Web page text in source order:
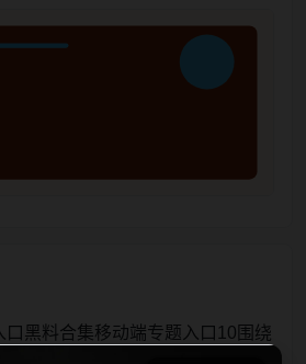
口黑料合集移动端专题入口10围绕